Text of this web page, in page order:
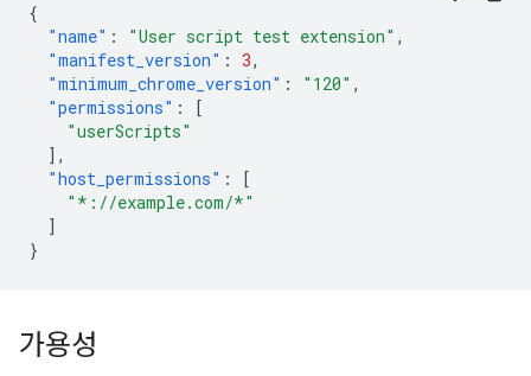
{
"name" : "User script test extension" ,
"manifest_version" : 3,
"minimum_chrome_version" : "120" ,
"permissions" :
[
"userScripts"
],
"host_permissions" :
[
"*://example.com/*"
]
}
가용성